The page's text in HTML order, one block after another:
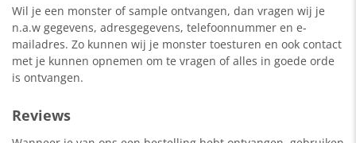
Wil je een monster of sample ontvangen, dan vragen wij je
n.a.w gegevens, adresgegevens, telefoonnummer en e-
mailadres. Zo kunnen wij je monster toesturen en ook contact
met je kunnen opnemen om te vragen of alles in goede orde
is ontvangen.
Reviews